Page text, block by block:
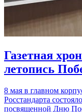
Газетная
летопись
8 мая в главном
Росстандарта
посвященной Дню